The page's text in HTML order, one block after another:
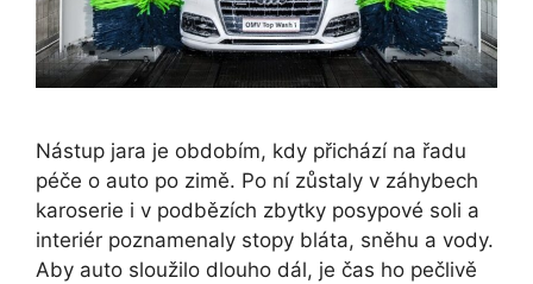
Nástup jara je obdobím, kdy přichází na řadu
péče o auto po zimě. Po ní zůstaly v záhybech
karoserie i v podbězích zbytky posypové soli a
interiér poznamenaly stopy bláta, sněhu a vody.
Aby auto sloužilo dlouho dál, je čas ho pečlivě